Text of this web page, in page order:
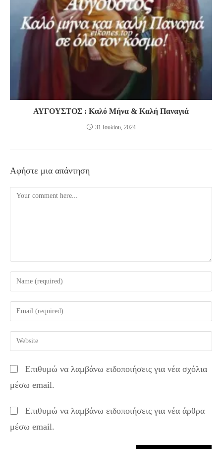
ΑΥΓΟΥΣΤΟΣ : Καλό Μήνα & Καλή Παναγιά
31 Ιουλίου, 2024
Αφήστε μια απάντηση
Comment
Enter
your
name
comment
Enter
your
email
address
comment
Enter
your
URL
(optional)
Επιθυμώ να λαμβάνω ειδοποιήσεις για νέα σχόλια
μέσω email.
Επιθυμώ να λαμβάνω ειδοποιήσεις για νέα άρθρα
μέσω email.